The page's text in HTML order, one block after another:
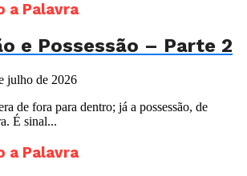
a Palavra
e Possessão – Parte 2
julho de 2026
de fora para dentro; já a possessão, de
É sinal...
a Palavra